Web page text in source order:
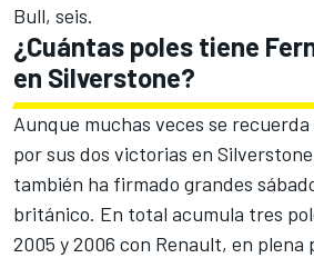
Bull, seis.
¿Cuántas poles tiene
en Silverstone?
Aunque muchas veces se
por sus dos victorias en
también ha firmado grandes
británico. En total acumula tres
2005 y 2006 con Renault, en plena